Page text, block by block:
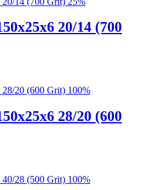
20/14 (700
28/20 (600